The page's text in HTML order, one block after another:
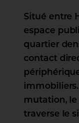
Inscription
Situé entre
espace
quartier
contact
mutation, le
traverse le